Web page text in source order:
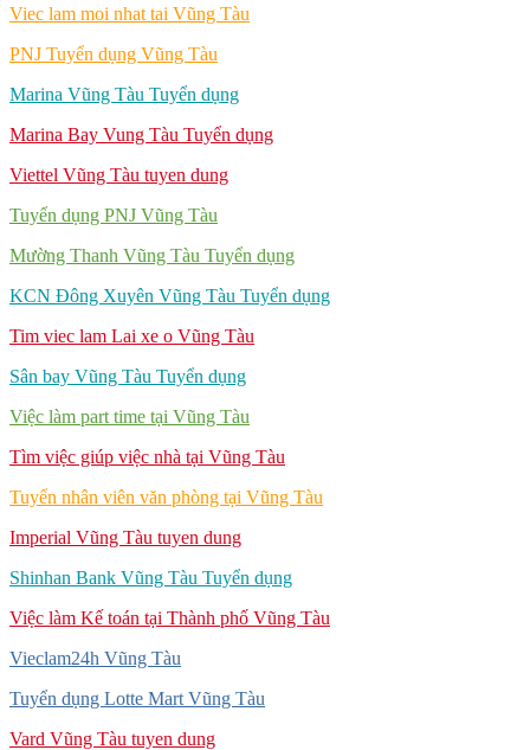
Viec lam moi nhat tai Vũng Tàu
PNJ Tuyển dụng Vũng Tàu
Marina Vũng Tàu Tuyển dụng
Marina Bay Vung Tàu Tuyển dụng
Viettel Vũng Tàu tuyen dung
Tuyển dụng PNJ Vũng Tàu
Mường Thanh Vũng Tàu Tuyển dụng
KCN Đông Xuyên Vũng Tàu Tuyển dụng
Tim viec lam Lai xe o Vũng Tàu
Sân bay Vũng Tàu Tuyển dụng
Việc làm part time tại Vũng Tàu
Tìm việc giúp việc nhà tại Vũng Tàu
Tuyển nhân viên văn phòng tại Vũng Tàu
Imperial Vũng Tàu tuyen dung
Shinhan Bank Vũng Tàu Tuyển dụng
Việc làm Kế toán tại Thành phố Vũng Tàu
Vieclam24h Vũng Tàu
Tuyển dụng Lotte Mart Vũng Tàu
Vard Vũng Tàu tuyen dung